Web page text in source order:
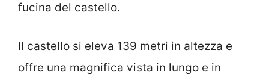
fucina del castello.
Il castello si eleva 139 metri in altezza e
offre una magnifica vista in lungo e in